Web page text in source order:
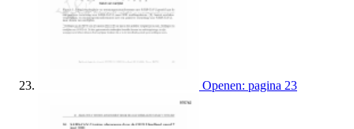
Openen: pagina 23